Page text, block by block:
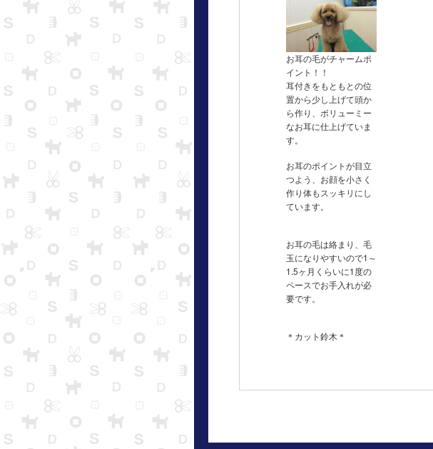
お耳の毛がチャームポ
イント！！
耳付きをもともとの位
置から少し上げて頭か
ら作り、ボリューミー
なお耳に仕上げていま
す。
お耳のポイントが目立
つよう、お顔を小さく
作り体もスッキリにし
ています。
お耳の毛は絡まり、毛
玉になりやすいので1～
1.5ヶ月くらいに1度の
ペースでお手入れが必
要です。
＊カット鈴木＊